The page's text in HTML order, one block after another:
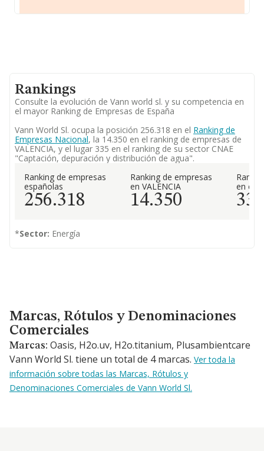
Rankings
Consulte la evolución de Vann world sl. y su competencia en
el mayor Ranking de Empresas de España
Vann World Sl. ocupa la posición 256.318 en el Ranking de
Empresas Nacional, la 14.350 en el ranking de empresas de
VALENCIA, y el lugar 335 en el ranking de su sector CNAE
"Captación, depuración y distribución de agua".
Ranking de empresas
españolas
256.318
Ranking de empresas
en VALENCIA
14.350
en el
335
*Sector: Energía
Marcas, Rótulos y Denominaciones Comerciales
Marcas, Rótulos y Denominaciones
Comerciales
Marcas: Oasis, H2o.uv, H2o.titanium, Plusambientcare
Vann World Sl. tiene un total de 4 marcas. Ver toda la
información sobre todas las Marcas, Rótulos y
Denominaciones Comerciales de Vann World Sl.